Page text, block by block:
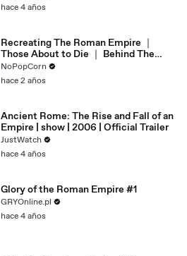
hace 4 años
Recreating The Roman Empire ｜
Those About to Die ｜ Behind The
Scenes
NoPopCorn
hace 2 años
Ancient Rome: The Rise and Fall of an
Empire | show | 2006 | Official Trailer
JustWatch
hace 4 años
Glory of the Roman Empire #1
GRYOnline.pl
hace 4 años